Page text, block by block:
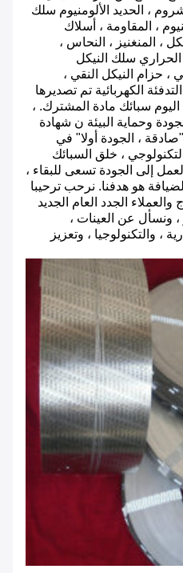
، الحديد الألومنيوم سلك
، المقاومة ، أسلاك
، المنغنيز ، النحاس ،
الحراري سلك النيكل
، حزام النيكل النقي ،
الكهربائية تم تصديرها
اليوم سبائك مادة المشترك. ،
وحماية البيئة ن شهادة
، الجودة أولا" في
، خلق السبائك
إلى الجودة تسعى للبقاء ،
هو هدفنا. نرحب ترحيبا
الجدد العام الجديد
ونسأل عن العينات ،
، والتكنولوجيا ، وتعزيز